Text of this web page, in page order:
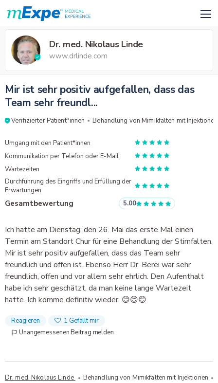
Dr. med. Nikolaus Linde
www.drlinde.com
Mir ist sehr positiv aufgefallen, dass das
Team sehr freundl...
Verifizierter Patient*innen Behandlung von Mimikfalten mit Injektionen
Umgang mit den Patient*innen
Kommunikation per Telefon oder E-Mail
Wartezeiten
Durchführung des Eingriffs und Erfüllung der
Erwartungen
Gesamtbewertung 5.00
Ich hatte am Dienstag, den 26. Mai das erste Mal einen
Termin am Standort Chur für eine Behandlung der Stirnfalten.
Mir ist sehr positiv aufgefallen, dass das Team sehr
freundlich und offen ist. Ebenso Herr Dr. Berei war sehr
freundlich, offen und vor allem sehr ehrlich. Den Aufenthalt
habe ich sehr geschätzt, da man keine lange Wartezeit
hatte. Ich komme definitiv wieder. 😊😊😊
Reagieren 1 Gefällt mir
Unangemessenen Beitrag melden
Dr. med. Nikolaus Linde Behandlung von Mimikfalten mit Injektionen